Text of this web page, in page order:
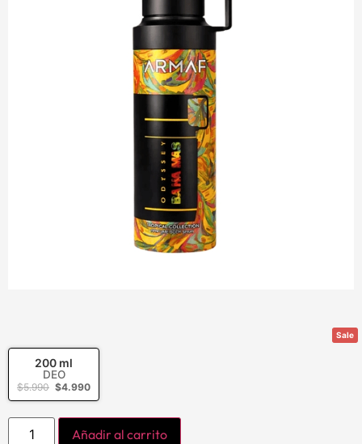
Sale
200 ml
DEO
$5.990 $4.990
Añadir al carrito